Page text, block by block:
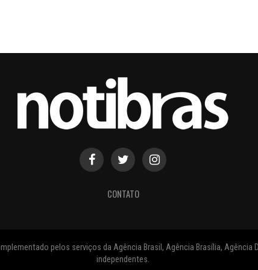
CONTATO
pelos serviços da Agência Brasil, Agência Brasília, Agência
independentes.